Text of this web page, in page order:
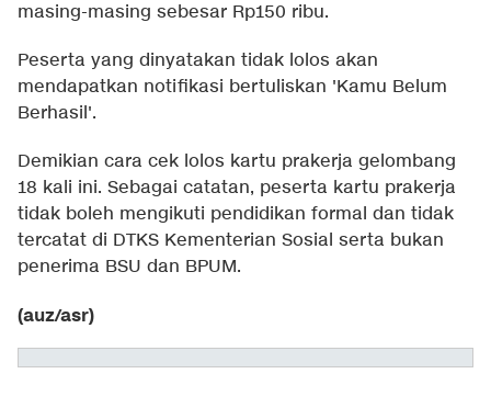
masing-masing sebesar Rp150 ribu.
Peserta yang dinyatakan tidak lolos akan
mendapatkan notifikasi bertuliskan 'Kamu Belum
Berhasil'.
Demikian cara cek lolos kartu prakerja gelombang
18 kali ini. Sebagai catatan, peserta kartu prakerja
tidak boleh mengikuti pendidikan formal dan tidak
tercatat di DTKS Kementerian Sosial serta bukan
penerima BSU dan BPUM.
(auz/asr)